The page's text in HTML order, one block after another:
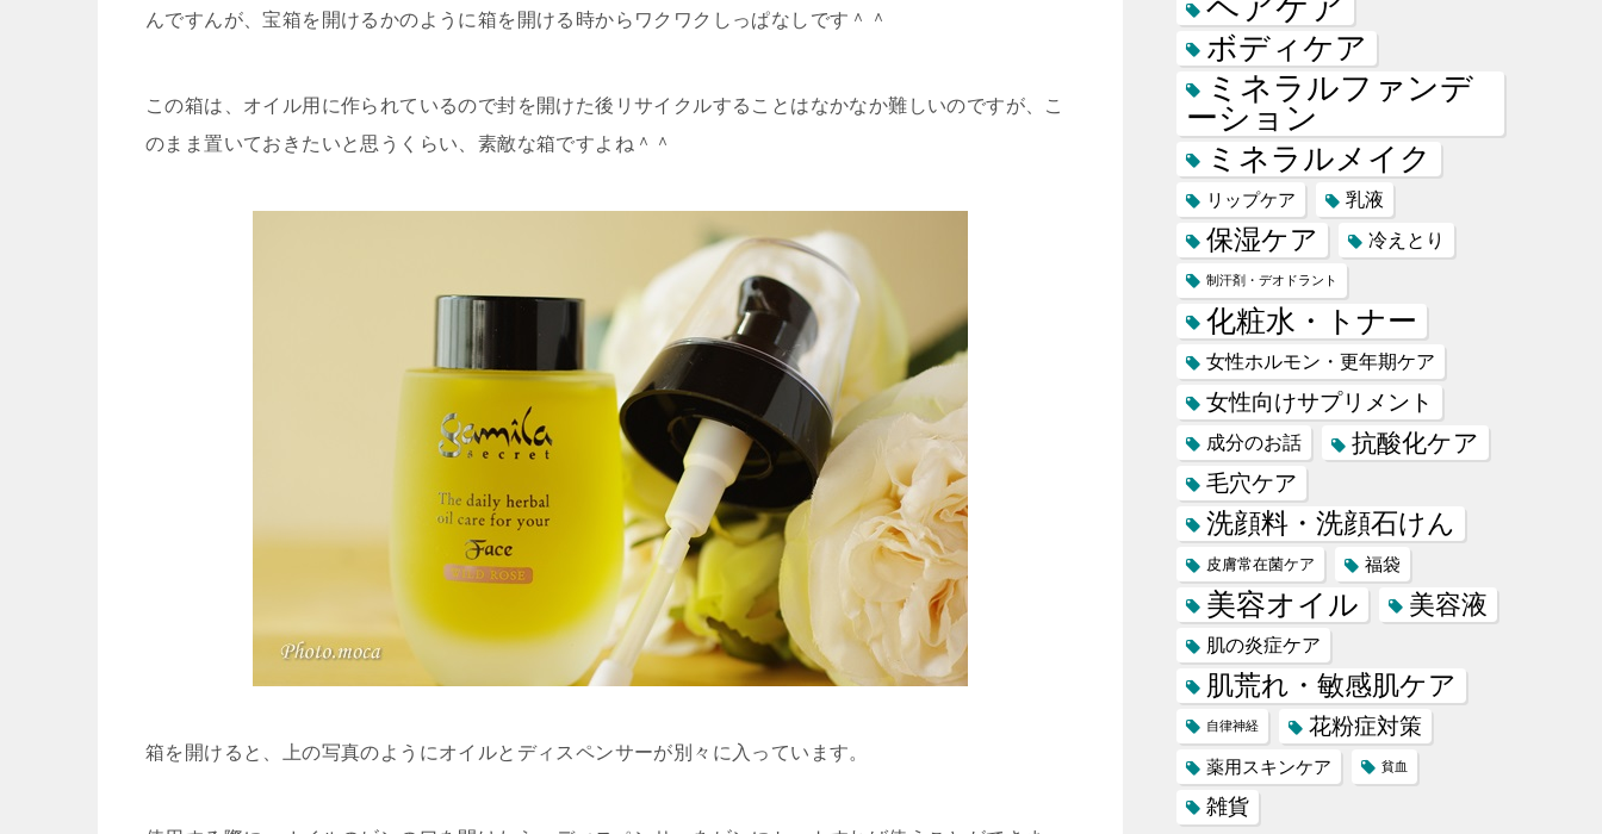
んですんが、宝箱を開けるかのように箱を開ける時からワクワクしっぱなしです＾＾
この箱は、オイル用に作られているので封を開けた後リサイクルすることはなかなか難しいのですが、こ
のまま置いておきたいと思うくらい、素敵な箱ですよね＾＾
箱を開けると、上の写真のようにオイルとディスペンサーが別々に入っています。
ヘアケア
ボディケア
ミネラルファンデ
ーション
ミネラルメイク
リップケア 乳液
保湿ケア 冷えとり
制汗剤・デオドラント
化粧水・トナー
女性ホルモン・更年期ケア
女性向けサプリメント
成分のお話 抗酸化ケア
毛穴ケア
洗顔料・洗顔石けん
皮膚常在菌ケア 福袋
美容オイル 美容液
肌の炎症ケア
肌荒れ・敏感肌ケア
自律神経 花粉症対策
薬用スキンケア 貧血
雑貨